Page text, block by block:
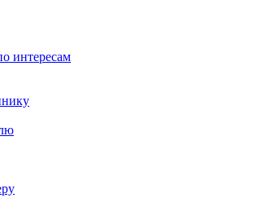
интересам